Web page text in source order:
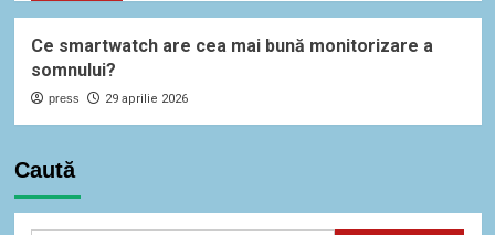
Ce smartwatch are cea mai bună monitorizare a
somnului?
press 29 aprilie 2026
Caută